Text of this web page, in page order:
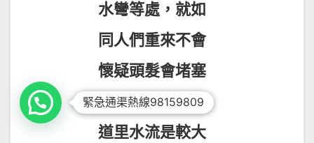
水彎等處，就如
同人們重來不會
懷疑頭髮會堵塞
坐便一樣，主管
道里水流是較大
緊急通渠熱線98159809